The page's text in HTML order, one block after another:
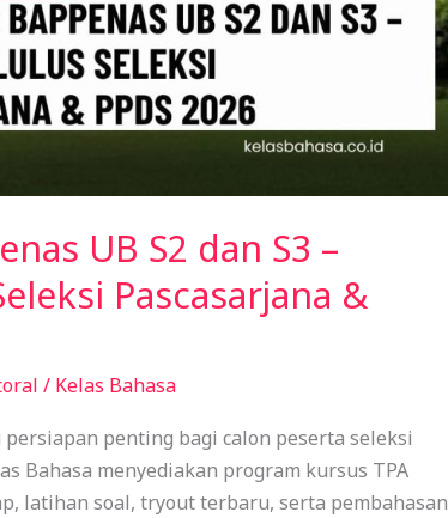
UB S2 dan S3 –
Pascasarjana &
/ Kelas Bahasa
persiapan penting bagi calon peserta seleksi
Bahasa menyediakan program kursus TPA
latihan soal, tryout terbaru, serta pembahasan